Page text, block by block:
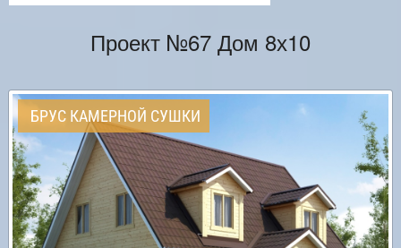
Проект №67 Дом 8х10
БРУС КАМЕРНОЙ СУШКИ